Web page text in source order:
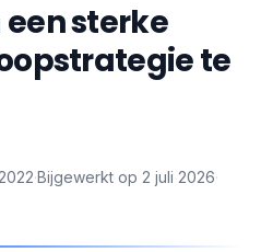
sterke
te
·Bijgewerkt op 2 juli 2026·